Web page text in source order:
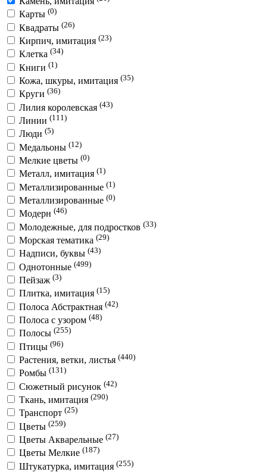
Карты (0)
Квадраты (26)
Кирпич, имитация (23)
Клетка (34)
Книги (1)
Кожа, шкуры, имитация (35)
Круги (36)
Лилия королевская (43)
Линии (111)
Люди (5)
Медальоны (12)
Мелкие цветы (0)
Металл, имитация (1)
Металлизированные (1)
Металлизированные (0)
Модерн (46)
Молодежные, для подростков (33)
Морская тематика (29)
Надписи, буквы (43)
Однотонные (499)
Пейзаж (3)
Плитка, имитация (15)
Полоса Абстрактная (42)
Полоса с узором (48)
Полосы (255)
Птицы (96)
Растения, ветки, листья (440)
Ромбы (131)
Сюжетный рисунок (42)
Ткань, имитация (290)
Транспорт (25)
Цветы (259)
Цветы Акварельные (27)
Цветы Мелкие (187)
Штукатурка, имитация (255)